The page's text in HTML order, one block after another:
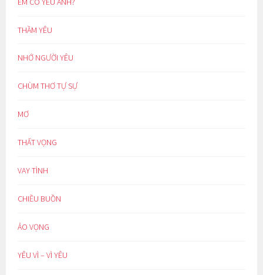
THẦM YÊU
NHỚ NGƯỜI YÊU
CHÙM THƠ TỰ SỰ
MƠ
THẤT VỌNG
VAY TÌNH
CHIỀU BUỒN
ẢO VỌNG
YÊU VÌ – VÌ YÊU